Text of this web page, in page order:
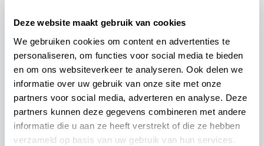
Deze website maakt gebruik van cookies
We gebruiken cookies om content en advertenties te
personaliseren, om functies voor social media te bieden
en om ons websiteverkeer te analyseren. Ook delen we
informatie over uw gebruik van onze site met onze
partners voor social media, adverteren en analyse. Deze
partners kunnen deze gegevens combineren met andere
informatie die u aan ze heeft verstrekt of die ze hebben
verzameld op basis van uw gebruik van hun services.
3 downloads
14-04-2026
Artikel: Informatica is belangrijk voor alle leerlingen
Download